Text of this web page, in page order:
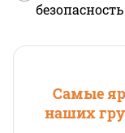
безопасность
Самые
наших